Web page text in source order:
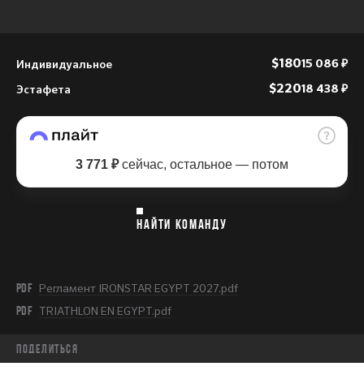
Индивидуальное $18015 086 ₽
Эстафета $22018 438 ₽
3 771 ₽сейчас, остальное — потом
НАЙТИ КОМАНДУ
PDF Регламент IRONSTAR EGYPT 2027.pdf
PDF TRIATHLON EN EGYPT.pdf
Поделиться